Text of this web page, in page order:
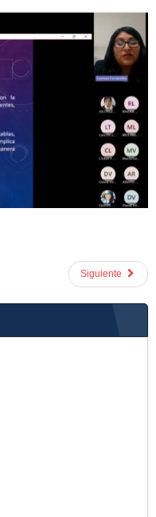
Siguiente